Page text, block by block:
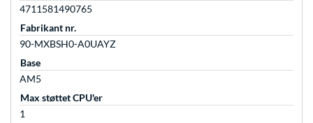
4711581490765
Fabrikant nr.
90-MXBSH0-A0UAYZ
Base
AM5
Max støttet CPU'er
1